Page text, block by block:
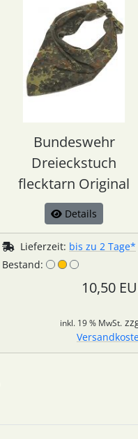
Bundeswehr
Dreieckstuch
flecktarn Original
Details
Lieferzeit: bis zu 2 Tage*
Bestand:
10,50
inkl. 19 % MwSt.